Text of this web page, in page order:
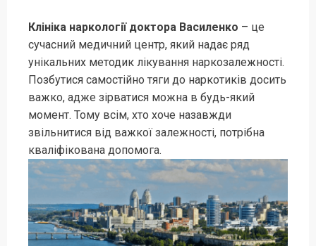
Клініка наркології доктора Василенко – це
сучасний медичний центр, який надає ряд
унікальних методик лікування наркозалежності.
Позбутися самостійно тяги до наркотиків досить
важко, адже зірватися можна в будь-який
момент. Тому всім, хто хоче назавжди
звільнитися від важкої залежності, потрібна
кваліфікована допомога.